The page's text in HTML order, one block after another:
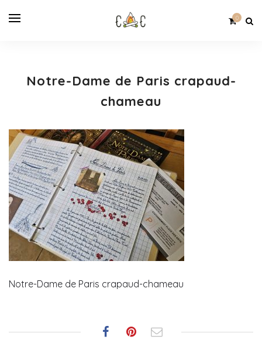
0
Notre-Dame de Paris crapaud-
chameau
Notre-Dame de Paris crapaud-chameau